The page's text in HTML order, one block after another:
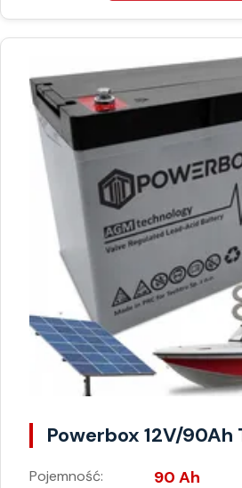
Powerbox 12V/90Ah
Pojemność: 90 Ah